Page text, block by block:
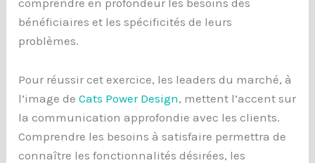
comprendre en profondeur les besoins des
bénéficiaires et les spécificités de leurs
problèmes.
Pour réussir cet exercice, les leaders du marché, à
l’image deCats Power Design, mettent l’accent sur
la communication approfondie avec les clients.
Comprendre les besoins à satisfaire permettra de
connaître les fonctionnalités désirées, les